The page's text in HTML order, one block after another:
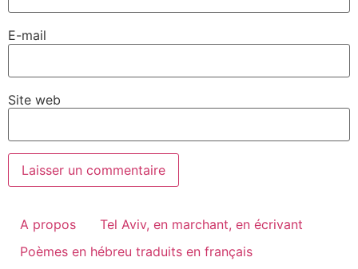
E-mail
Site web
A propos
Tel Aviv, en marchant, en écrivant
Poèmes en hébreu traduits en français